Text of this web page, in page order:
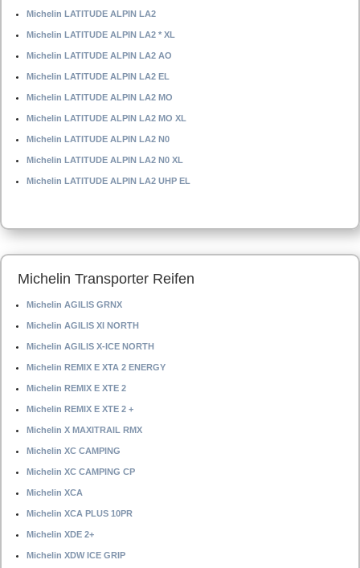
Michelin LATITUDE ALPIN LA2
Michelin LATITUDE ALPIN LA2 * XL
Michelin LATITUDE ALPIN LA2 AO
Michelin LATITUDE ALPIN LA2 EL
Michelin LATITUDE ALPIN LA2 MO
Michelin LATITUDE ALPIN LA2 MO XL
Michelin LATITUDE ALPIN LA2 N0
Michelin LATITUDE ALPIN LA2 N0 XL
Michelin LATITUDE ALPIN LA2 UHP EL
Michelin Transporter Reifen
Michelin AGILIS GRNX
Michelin AGILIS XI NORTH
Michelin AGILIS X-ICE NORTH
Michelin REMIX E XTA 2 ENERGY
Michelin REMIX E XTE 2
Michelin REMIX E XTE 2 +
Michelin X MAXITRAIL RMX
Michelin XC CAMPING
Michelin XC CAMPING CP
Michelin XCA
Michelin XCA PLUS 10PR
Michelin XDE 2+
Michelin XDW ICE GRIP